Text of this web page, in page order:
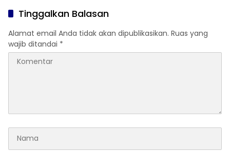
Tinggalkan Balasan
Alamat email Anda tidak akan dipublikasikan. Ruas yang
wajib ditandai *